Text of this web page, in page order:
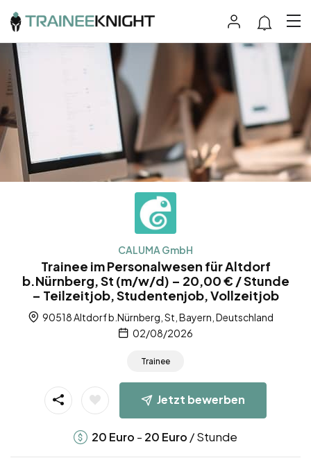
CALUMA GmbH
Trainee im Personalwesen für Altdorf
b.Nürnberg, St (m/w/d) – 20,00 € / Stunde
– Teilzeitjob, Studentenjob, Vollzeitjob
90518 Altdorf b.Nürnberg, St, Bayern, Deutschland
02/08/2026
Trainee
Jetzt bewerben
20 Euro - 20 Euro / Stunde